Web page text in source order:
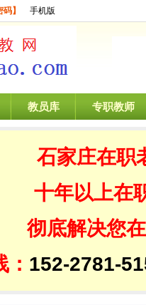
码】 手机版
教员库 专职教师
石家庄在职
十年以上在
彻底解决您
152-2781-